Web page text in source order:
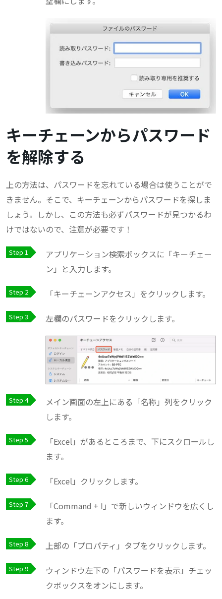
キーチェーンからパスワード
を解除する
上の方法は、パスワードを忘れている場合は使うことがで
きません。そこで、キーチェーンからパスワードを探しま
しょう。しかし、この方法も必ずパスワードが見つかるわ
けではないので、注意が必要です！
アプリケーション検索ボックスに「キーチェー
ン」と入力します。
「キーチェーンアクセス」をクリックします。
左欄のパスワードをクリックします。
メイン画面の左上にある「名称」列をクリック
します。
「Excel」があるところまで、下にスクロールし
ます。
「Excel」クリックします。
「Command + I」で新しいウィンドウを広くし
ます。
上部の「プロパティ」タブをクリックします。
ウィンドウ左下の「パスワードを表示」チェッ
クボックスをオンにします。